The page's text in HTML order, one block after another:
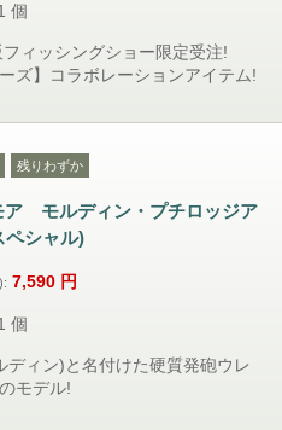
個
ィッシングショー限定受注!
ーズ】コラボレーションアイテム!
残りわずか
ア モルディン・プチロッジア
シャル)
7,590 円
個
ディン)と名付けた硬質発砲ウレ
モデル!